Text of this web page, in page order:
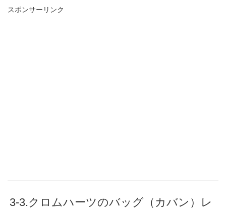
スポンサーリンク
3-3.クロムハーツのバッグ（カバン）レ